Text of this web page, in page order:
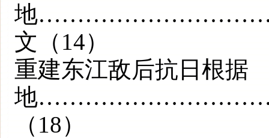
地
文（14）
重建东江敌后抗日根据
地
（18）